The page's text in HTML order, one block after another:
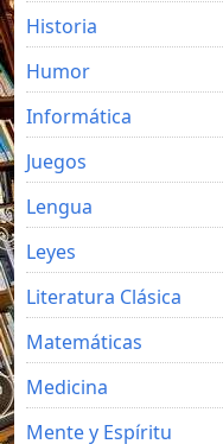
Historia
Humor
Informática
Juegos
Lengua
Leyes
Literatura Clásica
Matemáticas
Medicina
Mente y Espíritu